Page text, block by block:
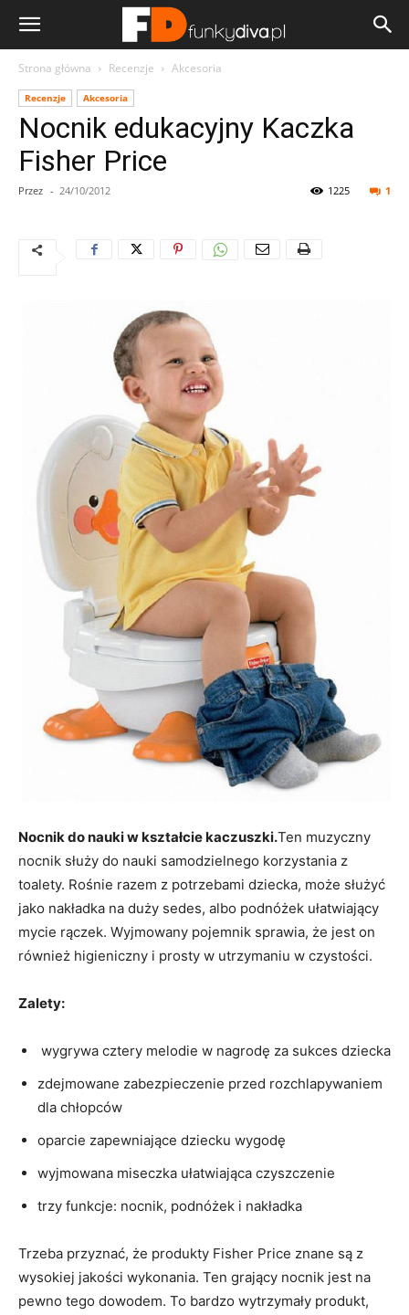
Strona główna Recenzje Akcesoria
Recenzje Akcesoria
Nocnik edukacyjny Kaczka
Fisher Price
Przez - 24/10/2012 1
1225
Nocnik do nauki w kształcie kaczuszki.Ten muzyczny
nocnik służy do nauki samodzielnego korzystania z
toalety. Rośnie razem z potrzebami dziecka, może służyć
jako nakładka na duży sedes, albo podnóżek ułatwiający
mycie rączek. Wyjmowany pojemnik sprawia, że jest on
również higieniczny i prosty w utrzymaniu w czystości.
Zalety:
wygrywa cztery melodie w nagrodę za sukces dziecka
zdejmowane zabezpieczenie przed rozchlapywaniem
dla chłopców
oparcie zapewniające dziecku wygodę
wyjmowana miseczka ułatwiająca czyszczenie
trzy funkcje: nocnik, podnóżek i nakładka
Trzeba przyznać, że produkty Fisher Price znane są z
wysokiej jakości wykonania. Ten grający nocnik jest na
pewno tego dowodem. To bardzo wytrzymały produkt,